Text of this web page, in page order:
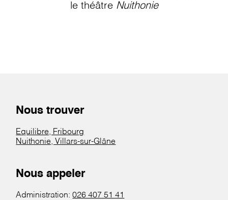
le théâtre Nuithonie
Nous trouver
Equilibre, Fribourg
Nuithonie, Villars-sur-Glâne
Nous appeler
Administration:026 407 51 41